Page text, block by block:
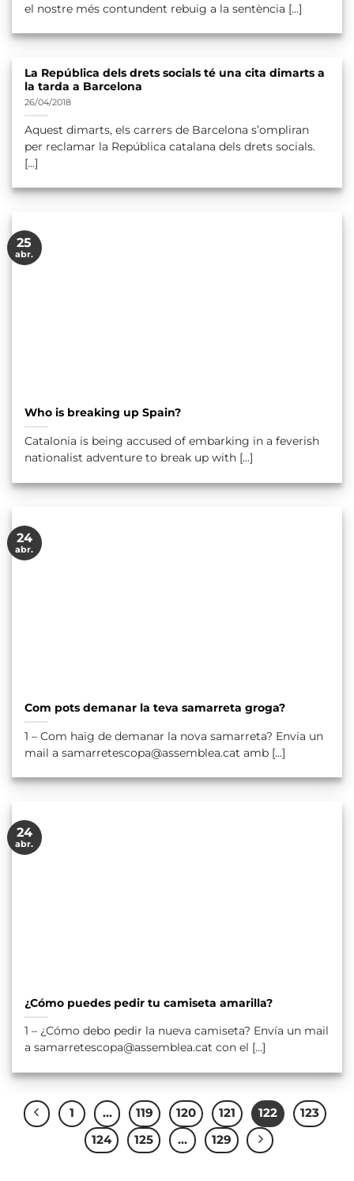
el nostre més contundent rebuig a la sentència [...]
La República dels drets socials té una cita dimarts a
la tarda a Barcelona
26/04/2018
Aquest dimarts, els carrers de Barcelona s’ompliran
per reclamar la República catalana dels drets socials.
[...]
Who is breaking up Spain?
Catalonia is being accused of embarking in a feverish
nationalist adventure to break up with [...]
25
abr.
Com pots demanar la teva samarreta groga?
1 – Com haig de demanar la nova samarreta? Envia un
mail a samarretescopa@assemblea.cat amb [...]
24
abr.
¿Cómo puedes pedir tu camiseta amarilla?
1 – ¿Cómo debo pedir la nueva camiseta? Envía un mail
a samarretescopa@assemblea.cat con el [...]
24
abr.
1 … 119 120 121 122
123
124
125 … 129